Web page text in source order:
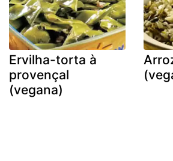
Ervilha-torta à
provençal
(vegana)